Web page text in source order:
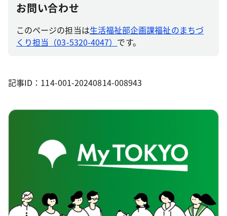
お問い合わせ
このページの担当は生活福祉部企画課福祉のまちづ
くり担当（03-5320-4047） です。
記事ID：114-001-20240814-008943